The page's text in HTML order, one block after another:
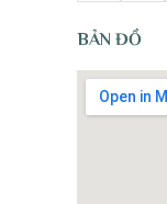
BẢN ĐỒ